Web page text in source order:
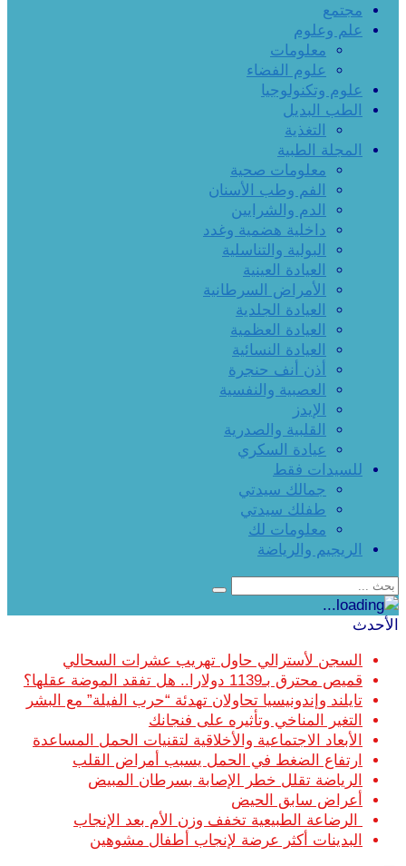
مجتمع
علم وعلوم
معلومات
علوم الفضاء
علوم وتكنولوجيا
الطب البديل
التغذية
المجلة الطبية
معلومات صحية
الفم وطب الأسنان
الدم والشرايين
داخلية هضمية وغدد
البولية والتناسلية
العيادة العينية
الأمراض السرطانية
العيادة الجلدية
العيادة العظمية
العيادة النسائية
أذن أنف حنجرة
العصبية والنفسية
الإيدز
القلبية والصدرية
عيادة السكري
للسيدات فقط
جمالك سيدتي
طفلك سيدتي
معلومات لك
الريجيم والرياضة
الأحدث
السجن لأسترالي حاول تهريب عشرات السحالي
قميص محترق بـ1139 دولارا.. هل تفقد الموضة عقلها؟
تايلند وإندونيسيا تحاولان تهدئة “حرب الفيلة” مع البشر
التغير المناخي وتأثيره على فنجانك
الأبعاد الاجتماعية والأخلاقية لتقنيات الحمل المساعدة
ارتفاع الضغط في الحمل يسبب أمراض القلب
الرياضة تقلل خطر الإصابة بسرطان المبيض
أعراض سابق الحيض
الرضاعة الطبيعية تخفف وزن الأم بعد الإنجاب
البدينات أكثر عرضة لإنجاب أطفال مشوهين